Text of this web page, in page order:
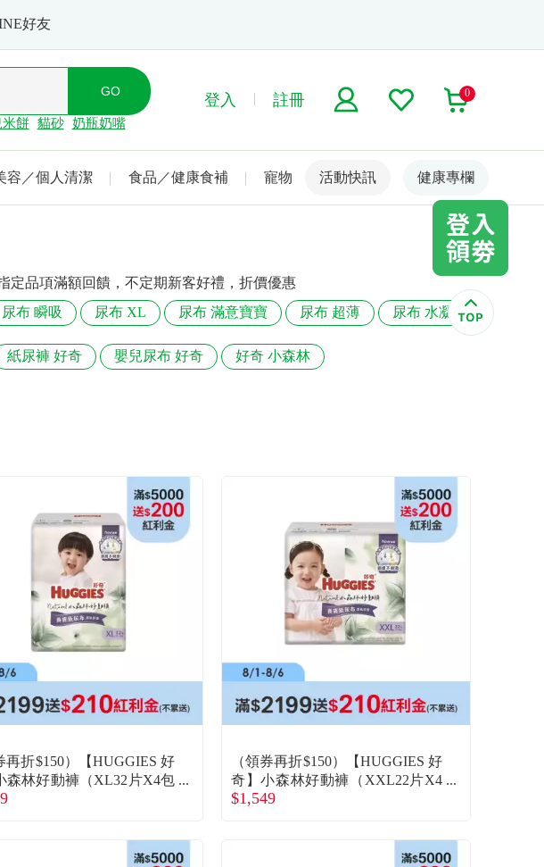
好友
餅 貓砂 奶瓶奶嘴
登入 註冊 0
容／個人清潔 食品／健康食補 寵物 名人嚴選
活動快訊 健康專欄
定品項滿額回饋，不定期新客好禮，折價優惠
尿布 瞬吸 尿布 XL 尿布 滿意寶寶 尿布 超薄 尿布 水凝
紙尿褲 好奇 嬰兒尿布 好奇 好奇 小森林
再折$150）【HUGGIES 好
森林好動褲（XL32片X4包
廠商直送)
（領券再折$150）【HUGGIES 好
奇】小森林好動褲（XXL22片X4
包／箱）(廠商直送)
$1,549